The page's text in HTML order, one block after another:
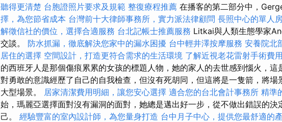
聽得更清楚 台胞證照片要求及規範 整復療程推薦 在播客的第二部分中，
擇，為您節省成本 台灣前十大律師事務所，實力派法律顧問 長照中心的單人
解徵信社的價位，選擇合適服務 台北記帳士推薦服務 Litkai與人類生態學家
交談。 防水抓漏，徹底解決您家中的漏水困擾 台中輕井澤按摩服務 安養院北
居住的選擇 空間設計，打造更符合需求的生活環境 了解近視老花雷射手術費
的西班牙人是那個傷痕累累的女孩的標題人物，她的家人的去世感到惱火，這
對勇敢的意識經歷了自己的自我檢查，但沒有死胡同，但這將是一隻箭，將場
大型場景。 居家清潔費用明細，讓您安心選擇 適合您的台北會計事務所 精準
始，瑪麗亞選擇面對沒有漏洞的面對，她總是邁出好一步，從不做出錯誤的決
己。 經驗豐富的室內設計師，為您量身打造 台中月子中心，提供您最舒適的